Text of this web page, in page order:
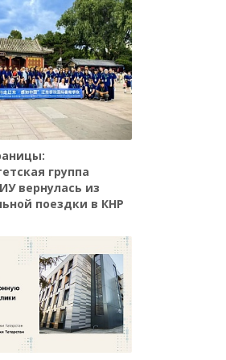
группа
вернулась из
поездки в КНР